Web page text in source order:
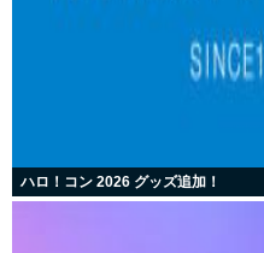
ハロ！コン 2026 グッズ追加！